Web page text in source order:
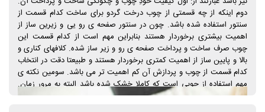
از این توضیحات مشخص می شود که: "مهندسی ساخت ساز" با پیش نیاز
چوب خوب در درجه اول اهمیت، نسبت به ظاهر و مواد به کار رفته ی آن
است.
دوم اینکه از چه قسمتی از چوب درخت گردو برای ساخت کدام قسمت از
سنتور استفاده شده باشد. چون در سنتور صفحه ی رو یی و زیرین ساز از
اهمیت بیشتری برخوردار هستند بنابراین مهم است از کدام قسمت این
چوب صرف ساخت و پرداخت صفحه ی رو و زیر ساز شده. کلافهای کناری و
بالا و پایین ساز از اهمیت کمتری برخوردار هستند و طبیعتا دقت در انتخاب
کدام قسمت از چوب و پردازش آن کم اهمیت تر می باشد. سومین نکته ی
مهم استفاده از چوبی است که کاملا خشک شده باشد البته به مرور زمان.
چوبی که برای استفاده از درخت بریده می شود معمولا چندین و چند سال